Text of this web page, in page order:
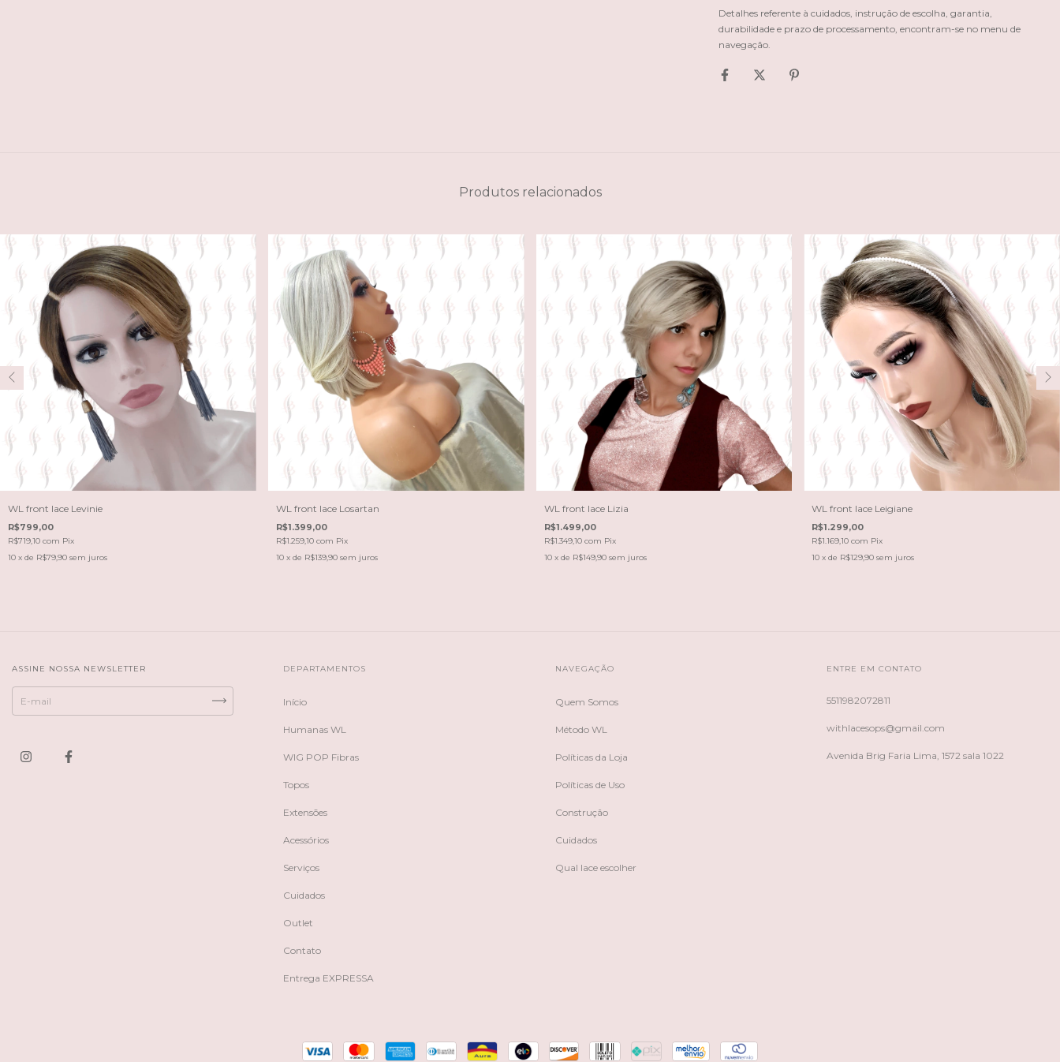
Detalhes referente à cuidados, instrução de escolha, garantia,
durabilidade e prazo de processamento, encontram-se no menu de
navegação.
Produtos relacionados
WL front lace Levinie
R$799,00
R$719,10 com Pix
10 x de R$79,90 sem juros
WL front lace Losartan
R$1.399,00
R$1.259,10 com Pix
10 x de R$139,90 sem juros
WL front lace Lizia
R$1.499,00
R$1.349,10 com Pix
10 x de R$149,90 sem juros
WL front lace Leigiane
R$1.299,00
R$1.169,10com Pix
10 x de R$129,90 sem juros
ASSINE NOSSA NEWSLETTER DEPARTAMENTOS
Início
Humanas WL
WIG POP Fibras
Topos
Extensões
Acessórios
Serviços
Cuidados
Outlet
Contato
Entrega EXPRESSA
NAVEGAÇÃO
Quem Somos
Método WL
Políticas da Loja
Políticas de Uso
Construção
Cuidados
Qual lace escolher
ENTRE EM CONTATO
5511982072811
withlacesops@gmail.com
Avenida Brig Faria Lima, 1572 sala 1022